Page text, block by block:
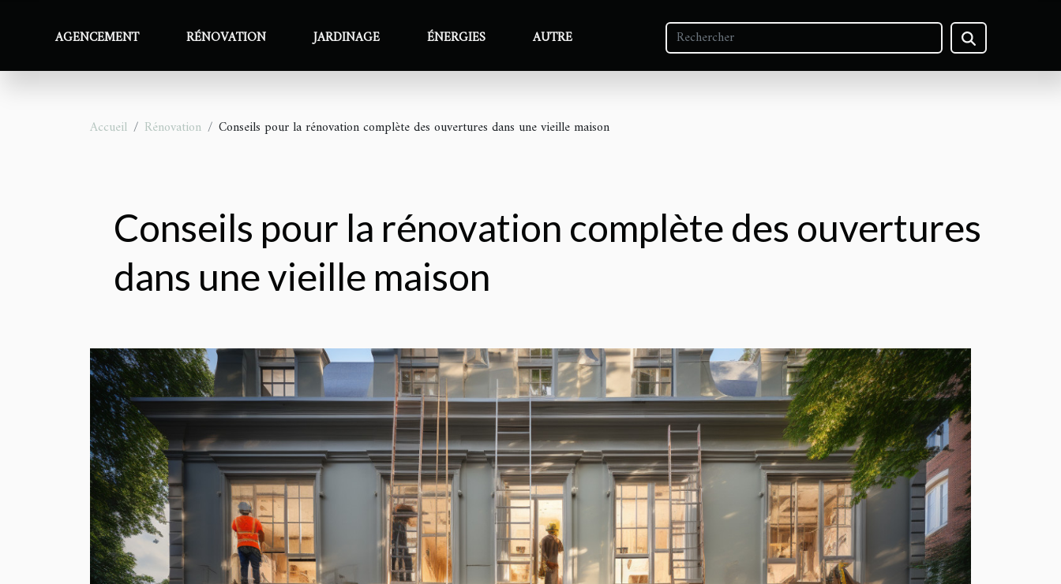
AGENCEMENT RÉNOVATION JARDINAGE ÉNERGIES AUTRE
Accueil Rénovation Conseils pour la rénovation complète des ouvertures dans une vieille maison
Conseils pour la rénovation complète des ouvertures
dans une vieille maison